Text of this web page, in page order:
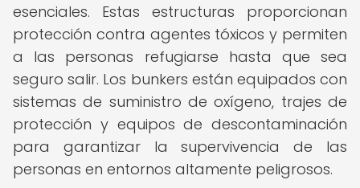
esenciales. Estas estructuras proporcionan
protección contra agentes tóxicos y permiten
a las personas refugiarse hasta que sea
seguro salir. Los bunkers están equipados con
sistemas de suministro de oxígeno, trajes de
protección y equipos de descontaminación
para garantizar la supervivencia de las
personas en entornos altamente peligrosos.